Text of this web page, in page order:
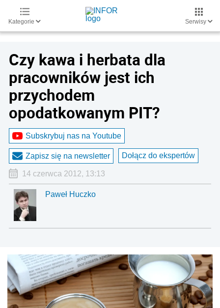
Kategorie Serwisy
Czy kawa i herbata dla
pracowników jest ich
przychodem
opodatkowanym PIT?
Subskrybuj nas na Youtube
Zapisz się na newsletter Dołącz do ekspertów
14 czerwca 2012, 13:13
Paweł Huczko